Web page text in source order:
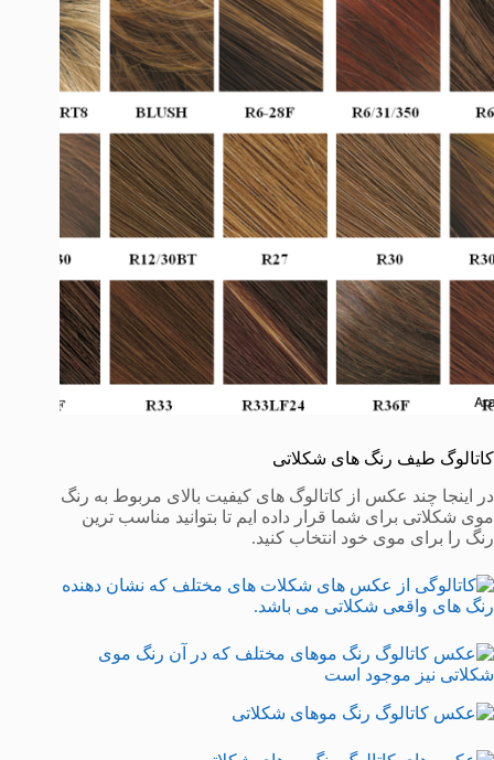
کاتالوگ طیف رنگ های شکلاتی
در اینجا چند عکس از کاتالوگ های کیفیت بالای مربوط به رنگ
موی شکلاتی برای شما قرار داده ایم تا بتوانید مناسب ترین
رنگ را برای موی خود انتخاب کنید.